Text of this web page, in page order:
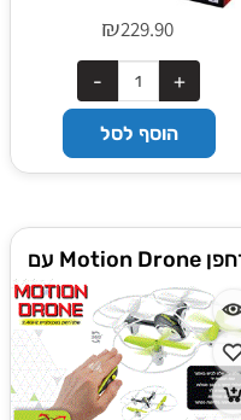
₪229.90
הוסף לסל
רחפן Motion Drone עם
שלט יד חדשני מבית
MACHINA